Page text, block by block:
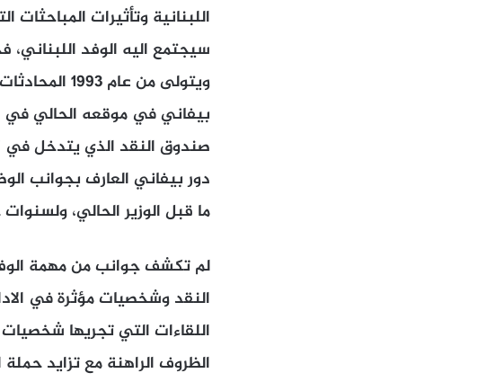
اللبنانية وتأثيرات
سيجتمع اليه الوفد
ويتولى من
صندوق النقد الذي يتدخل في
دور بيفاني العارف بجوانب
ما قبل الوزير الحالي،
لم تكشف جوانب من مهمة
النقد وشخصيات مؤثرة في
اللقاءات التي تجريها
الظروف الراهنة مع تزايد